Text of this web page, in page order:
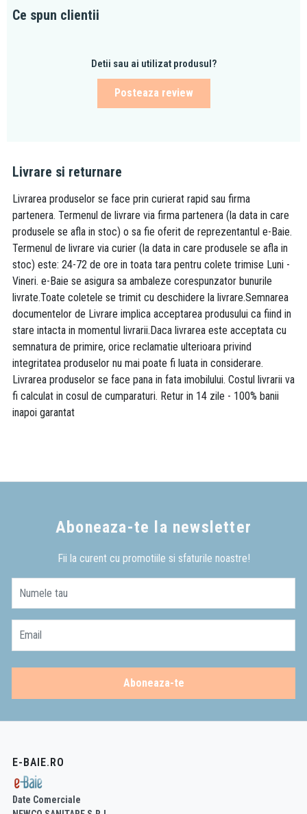
Ce spun clientii
Detii sau ai utilizat produsul?
Posteaza review
Livrare si returnare
Livrarea produselor se face prin curierat rapid sau firma
partenera. Termenul de livrare via firma partenera (la data in care
produsele se afla in stoc) o sa fie oferit de reprezentantul e-Baie.
Termenul de livrare via curier (la data in care produsele se afla in
stoc) este: 24-72 de ore in toata tara pentru colete trimise Luni -
Vineri. e-Baie se asigura sa ambaleze corespunzator bunurile
livrate.Toate coletele se trimit cu deschidere la livrare.Semnarea
documentelor de Livrare implica acceptarea produsului ca fiind in
stare intacta in momentul livrarii.Daca livrarea este acceptata cu
semnatura de primire, orice reclamatie ulterioara privind
integritatea produselor nu mai poate fi luata in considerare.
Livrarea produselor se face pana in fata imobilului. Costul livrarii va
fi calculat in cosul de cumparaturi. Retur in 14 zile - 100% banii
inapoi garantat
Aboneaza-te la newsletter
Fii la curent cu promotiile si sfaturile noastre!
Numele tau
Email
Aboneaza-te
E-BAIE.RO
Date Comerciale